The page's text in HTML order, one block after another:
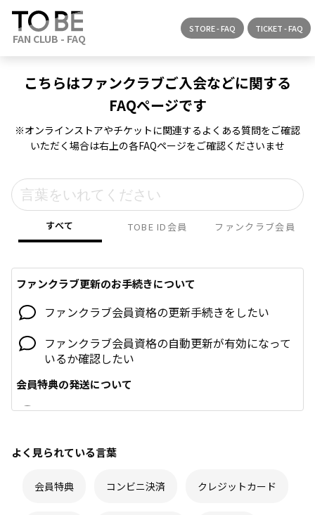
STORE - FAQ TICKET - FAQ
こちらはファンクラブご入会などに関する
FAQページです
※オンラインストアやチケットに関連するよくある質問をご確認
いただく場合は右上の各FAQページをご確認くださいませ
すべて TOBE ID会員 ファンクラブ会員
ファンクラブ更新のお手続きについて
ファンクラブ会員資格の更新手続きをしたい
ファンクラブ会員資格の自動更新が有効になって
いるか確認したい
会員特典の発送について
登録住所を間違えたため、特典が届きませんでし
新しく他のファンクラブに加入した場合、FC特典
よく見られている言葉
会員特典 コンビニ決済 クレジットカード